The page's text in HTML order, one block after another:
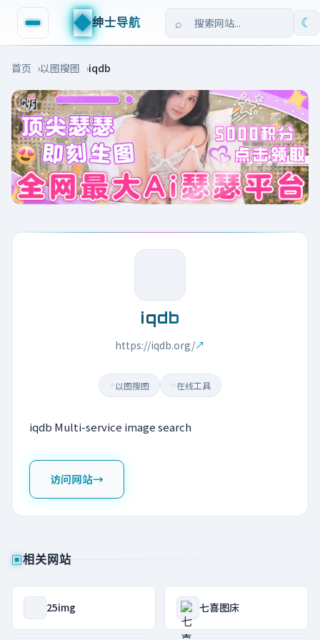
◆绅士导航 ☾
首页 以图搜图 iqdb
iqdb
https://iqdb.org/↗
以图搜图 在线工具
iqdb Multi-service image search
访问网站→
▣相关网站
25img 七喜图床